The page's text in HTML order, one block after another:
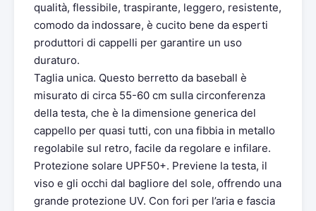
qualità, flessibile, traspirante, leggero, resistente,
comodo da indossare, è cucito bene da esperti
produttori di cappelli per garantire un uso
duraturo.
Taglia unica. Questo berretto da baseball è
misurato di circa 55-60 cm sulla circonferenza
della testa, che è la dimensione generica del
cappello per quasi tutti, con una fibbia in metallo
regolabile sul retro, facile da regolare e infilare.
Protezione solare UPF50+. Previene la testa, il
viso e gli occhi dal bagliore del sole, offrendo una
grande protezione UV. Con fori per l’aria e fascia